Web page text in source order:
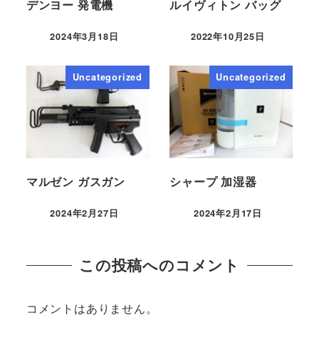
デンヨー 発電機
2024年3月18日
ルイヴィトン バッグ
2022年10月25日
Uncategorized
マルゼン ガスガン
2024年2月27日
Uncategorized
シャープ 加湿器
2024年2月17日
この投稿へのコメント
コメントはありません。